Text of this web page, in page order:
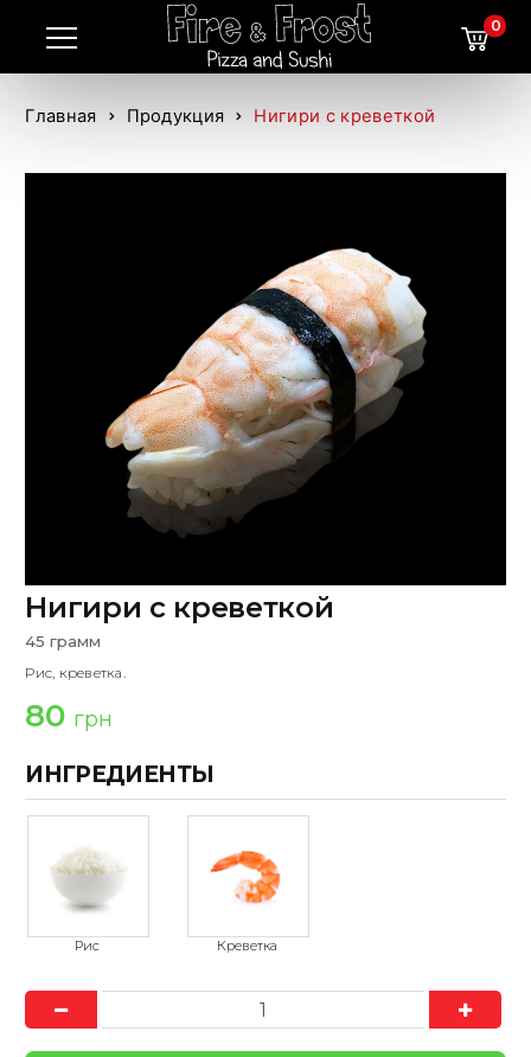
0
Главная Продукция Нигири с креветкой
Нигири с креветкой
45 грамм
Рис, креветка.
80 грн
ИНГРЕДИЕНТЫ